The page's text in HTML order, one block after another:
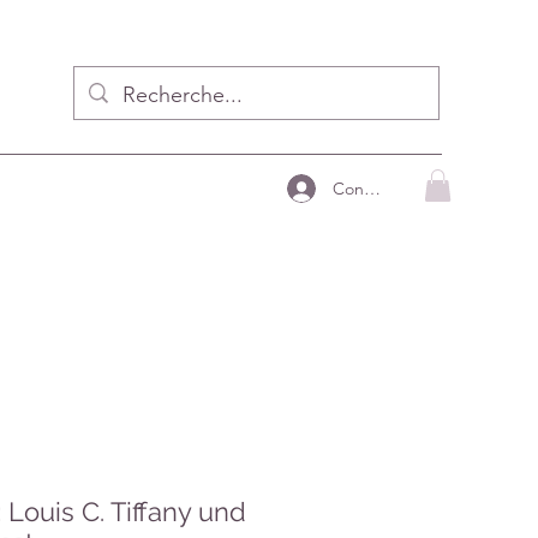
Connecter
Louis C. Tiffany und